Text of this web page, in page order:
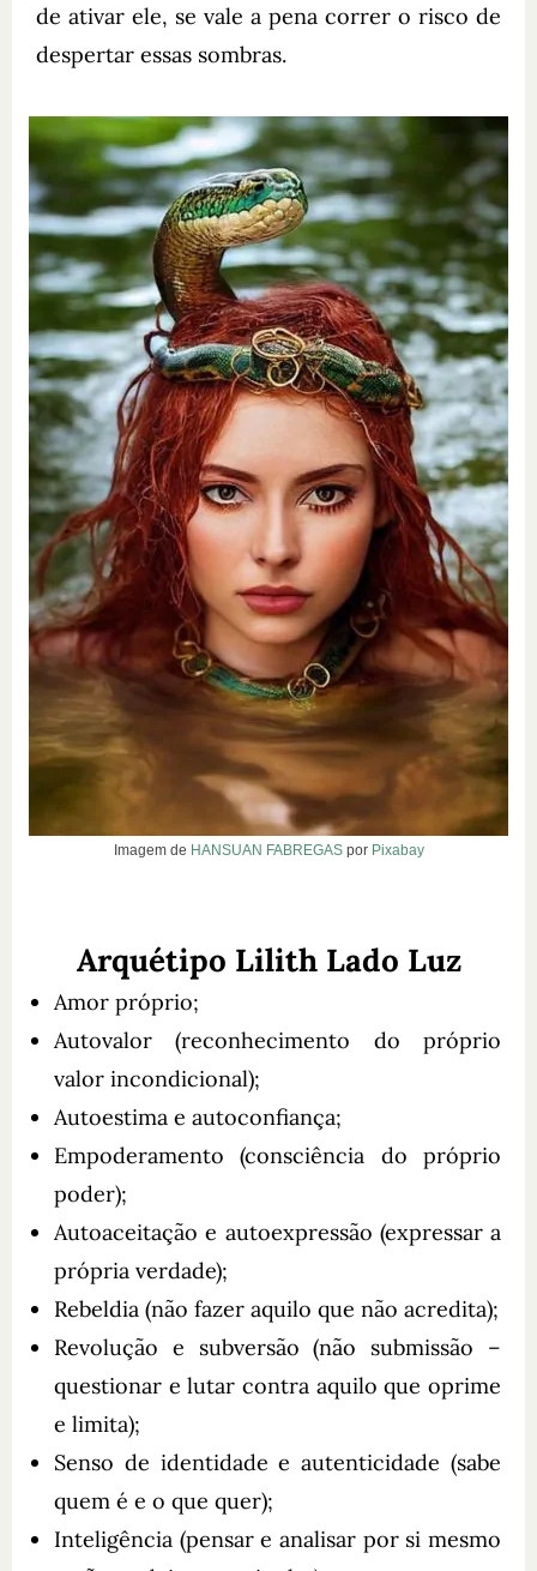
de ativar ele, se vale a pena correr o risco de
despertar essas sombras.
Imagem de HANSUAN FABREGASpor Pixabay
Arquétipo Lilith Lado Luz
Amor próprio;
Autovalor (reconhecimento do próprio
valor incondicional);
Autoestima e autoconfiança;
Empoderamento (consciência do próprio
poder);
Autoaceitação e autoexpressão (expressar a
própria verdade);
Rebeldia (não fazer aquilo que não acredita);
Revolução e subversão (não submissão –
questionar e lutar contra aquilo que oprime
e limita);
Senso de identidade e autenticidade (sabe
quem é e o que quer);
Inteligência (pensar e analisar por si mesmo